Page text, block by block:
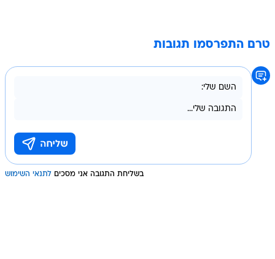
טרם התפרסמו תגובות
בשליחת התגובה אני מסכים לתנאי השימוש